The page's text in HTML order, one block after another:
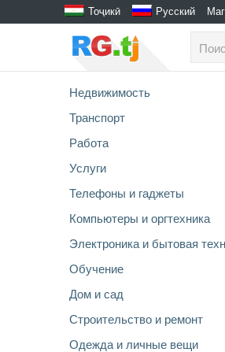
Тоҷикӣ Русский
Недвижимость
Транспорт
Работа
Услуги
Телефоны и гаджеты
Компьютеры и оргтехника
Электроника и бытовая
Обучение
Дом и сад
Строительство и ремонт
Одежда и личные вещи